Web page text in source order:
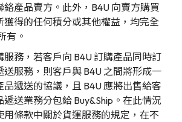
絡產品賣方。此外，B4U 向賣方購買
獲得的任何積分或其他權益，均完全
有。
服務，若客戶向 B4U 訂購產品同時訂
送服務，則客戶與 B4U 之間將形成一
品遞送的協議，且 B4U 應將出售給客
遞送業務分包給 Buy&Ship。在此情況
用條款中關於貨運服務的規定，在不